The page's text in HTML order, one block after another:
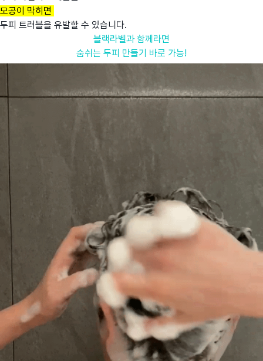
모공이 막히면
두피 트러블을 유발할 수 있습니다.
블랙라벨과 함께라면
숨쉬는 두피 만들기 바로 가능!